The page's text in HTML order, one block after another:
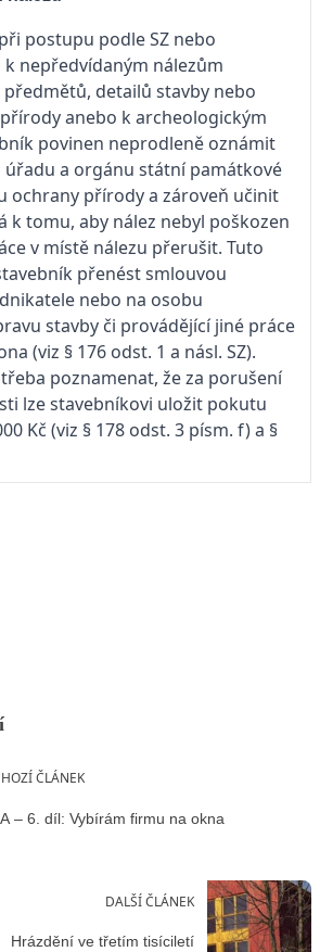
postupu podle SZ nebo
nepředvídaným nálezům
detailů stavby nebo
anebo k archeologickým
povinen neprodleně oznámit
úřadu a orgánu státní památkové
ochrany přírody a zároveň učinit
k tomu, aby nález nebyl poškozen
v místě nálezu přerušit. Tuto
přenést smlouvou
nebo na osobu
stavby či provádějící jiné práce
(viz § 176 odst. 1 a násl. SZ).
poznamenat, že za porušení
lze stavebníkovi uložit pokutu
Kč (viz § 178 odst. 3 písm. f) a §
ČLÁNEK
– 6. díl: Vybírám firmu na okna
DALŠÍ ČLÁNEK
Hrázdění ve třetím tisíciletí